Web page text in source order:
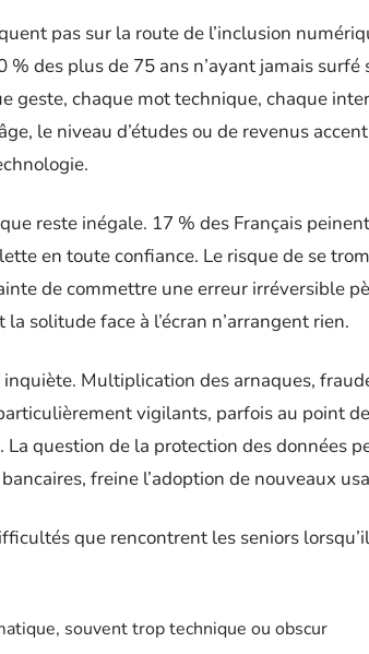
pas sur la route de l’inclusion
des plus de 75 ans n’ayant jamais surfé
geste, chaque mot technique, chaque
le niveau d’études ou de revenus
reste inégale. 17 % des Français
en toute confiance. Le risque de se
de commettre une erreur irréversible
solitude face à l’écran n’arrangent rien.
inquiète. Multiplication des arnaques,
vigilants, parfois au point
question de la protection des données
freine l’adoption de nouveaux
que rencontrent les seniors
souvent trop technique ou obscur